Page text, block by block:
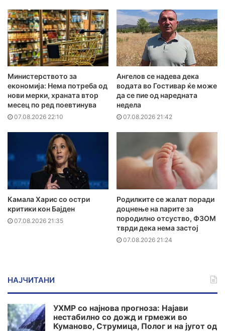
Министерството за
економија: Нема потреба од
нови мерки, храната втор
месец по ред поевтинува
07.08.2026 22:10
Ангелов се надева дека
водата во Гостивар ќе може
да се пие од наредната
недела
07.08.2026 21:42
Камала Харис со остри
критики кон Бајден
07.08.2026 21:35
Родилките се жалат поради
доцнење на парите за
породилно отсуство, ФЗОМ
тврди дека нема застој
07.08.2026 21:24
НАЈЧИТАНИ
УХМР со најнова прогноза: Најави
нестабилно со дожд и грмежи во
Куманово, Струмица, Полог и на југот од